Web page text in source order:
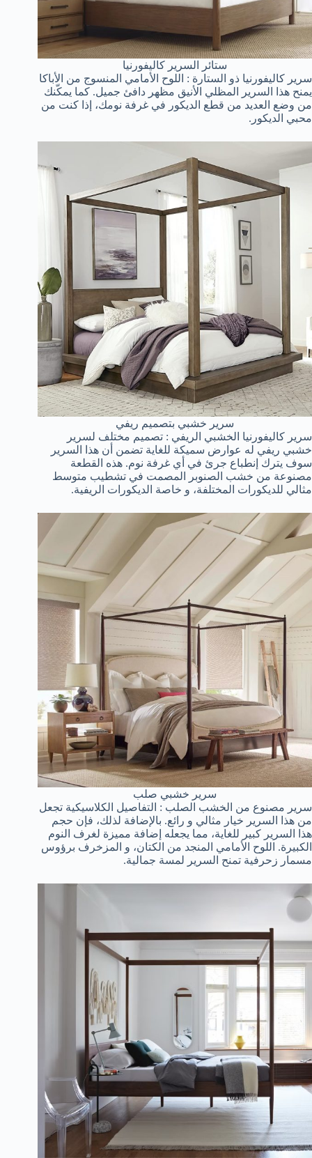
ستائر السرير كاليفورنيا
سرير كاليفورنيا ذو الستارة : اللوح الأمامي المنسوج من الأباكا
يمنح هذا السرير المظلي الأنيق مظهر دافئ جميل. كما يمكّنك
من وضع العديد من قطع الديكور في غرفة نومك، إذا كنت من
محبي الديكور.
سرير خشبي بتصميم ريفي
سرير كاليفورنيا الخشبي الريفي : تصميم مختلف لسرير
خشبي ريفي له عوارض سميكة للغاية تضمن أن هذا السرير
سوف يترك إنطباع جرئ في أي غرفة نوم. هذه القطعة
مصنوعة من خشب الصنوبر المصمت في تشطيب متوسط
مثالي للديكورات المختلفة، و خاصة الديكورات الريفية.
سرير خشبي صلب
سرير مصنوع من الخشب الصلب : التفاصيل الكلاسيكية تجعل
من هذا السرير خيار مثالي و رائع. بالإضافة لذلك، فإن حجم
هذا السرير كبير للغاية، مما يجعله إضافة مميزة لغرف النوم
الكبيرة. اللوح الأمامي المنجد من الكتان، و المزخرف برؤوس
مسمار زحرفية تمنح السرير لمسة جمالية.